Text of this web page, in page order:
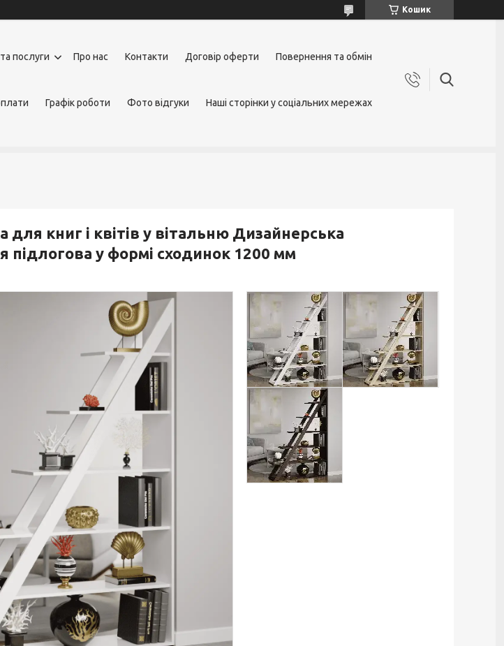
Кошик
послуги Про нас Контакти Договір оферти Повернення та обмін
Графік роботи Фото відгуки Наші сторінки у соціальних мережах
книг і квітів у вітальню Дизайнерська
підлогова у формі сходинок 1200 мм